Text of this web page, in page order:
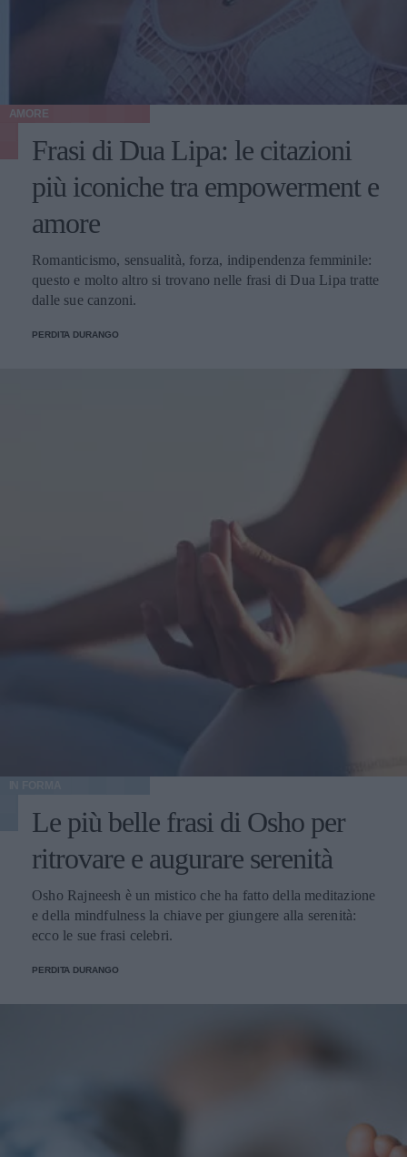
AMORE
Frasi di Dua Lipa: le citazioni
più iconiche tra empowerment e
amore
Romanticismo, sensualità, forza, indipendenza femminile:
questo e molto altro si trovano nelle frasi di Dua Lipa tratte
dalle sue canzoni.
PERDITA DURANGO
Le più belle frasi di Osho per
ritrovare e augurare serenità
Osho Rajneesh è un mistico che ha fatto della meditazione
e della mindfulness la chiave per giungere alla serenità:
ecco le sue frasi celebri.
PERDITA DURANGO